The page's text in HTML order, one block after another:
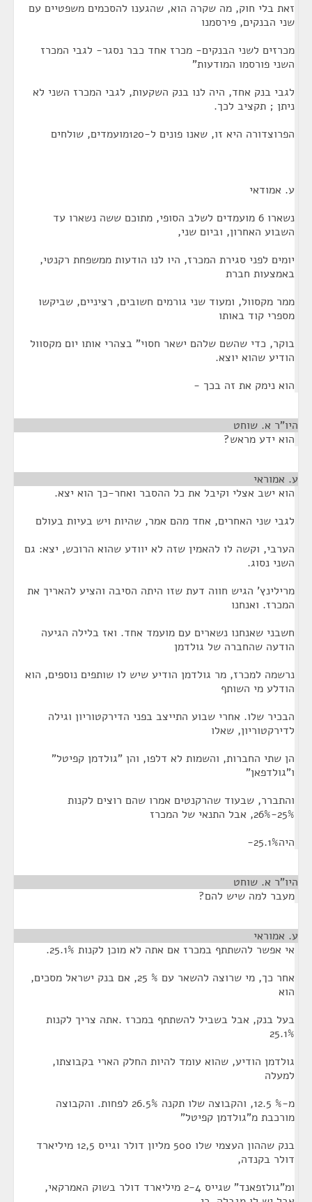
זאת בלי חוק, מה שקרה הוא, שהגענו להסכמים משפטיים עם
שני הבנקים, פירסמנו
מכרזים לשני הבנקים- מכרז אחד כבר נסגר- לגבי המכרז
השני פורסמו המודעות"
לגבי בנק אחד, היה לנו בנק השקעות, לגבי המכרז השני לא
ניתן ; תקציב לכך.
הפרוצדורה היא זו, שאנו פונים ל-120מועמדים, שולחים
ע. אמודאי
נשארו 6 מועמדים לשלב הסופי, מתוכם ששה נשארו עד
השבוע האחרון, וביום שני,
יומים לפני סגירת המכרז, היו לנו הודעות ממשפחת רקנטי,
באמצעות חברת
ממר מקסוול, ומעוד שני גורמים חשובים, רציניים, שביקשו
מספרי קוד באותו
בוקר, כדי שהשם שלהם ישאר חסוי" בצהרי אותו יום מקסוול
הודיע שהוא יוצא.
הוא נימק את זה בכך -
היו"ר א. שוחט
הוא ידע מראש?
ע. אמוראי
הוא ישב אצלי וקיבל את כל ההסבר ואחר-כך הוא יצא.
לגבי שני האחרים, אחד מהם אמר, שהיות ויש בעיות בעולם
הערבי, וקשה לו להאמין שזה לא יוודע שהוא הרוכש, יצא: גם
השני נסוג.
מרילינץ' הגיש חווה דעת שזו היתה הסיבה והציע להאריך את
המכרז. ואנחנו
חשבני שאנחנו נשארים עם מועמד אחד. ואז בלילה הגיעה
הודעה שהחברה של גולדמן
נרשמה למכרז, מר גולדמן הודיע שיש לו שותפים נוספים, הוא
הודלע מי השותף
הבכיר שלו. אחרי שבוע התייצב בפני הדירקטוריון וגילה
לדירקטוריון, שאלו
הן שתי החברות, והשמות לא דלפו, והן "גולדמן קפיטל"
ו"גולדפאן"
והתברר, שבעוד שהרקנטים אמרו שהם רוצים לקנות
25%-26%, אבל התנאי של המכרז
היה25.1%-
היו"ר א. שוחט
מעבר למה שיש להם?
ע. אמוראי
אי אפשר להשתתף במכרז אם אתה לא מוכן לקנות 25.1%.
אחר כך, מי שרוצה להשאר עם % 25, אם בנק ישראל מסכים,
הוא
בעל בנק, אבל בשביל להשתתף במכרז .אתה צריך לקנות
25.1%
גולדמן הודיע, שהוא עומד להיות החלק הארי בקבוצתו,
למעלה
מ-% 12.5, והקבוצה שלו תקנה 26.5% לפחות. והקבוצה
מורכבת מ"גולדמן קפיטל"
בנק שההון העצמי שלו 500 מליון דולר וגייס 12,5 מיליארד
דולר בקנדה,
ומ"גולזפאנד" שגייס 2-4 מיליארד דולר בשוק האמרקאי,